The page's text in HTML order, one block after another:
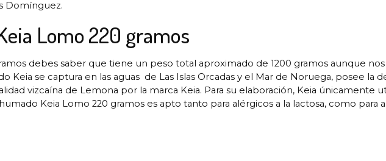
Domínguez.
Lomo 220 gramos
debes saber que tiene un peso total aproximado de 1200 gramos aunque
Keia se captura en las aguas de Las Islas Orcadas y el Mar de Noruega, posee la
vizcaína de Lemona por la marca Keia. Para su elaboración, Keia únicamente
Keia Lomo 220 gramos es apto tanto para alérgicos a la lactosa, como para